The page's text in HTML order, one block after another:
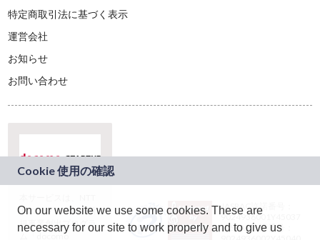
特定商取引法に基づく表示
運営会社
お知らせ
お問い合わせ
ドコモグループの新
規事業創出プログラ
ム「docomo
JASRAC許諾番号：
9024936001Y45037
JASRAC許諾番号：
On our website we use some cookies. These are
necessary for our site to work properly and to give us